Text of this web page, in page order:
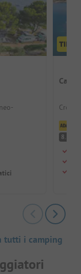
8.5
tutti i camping